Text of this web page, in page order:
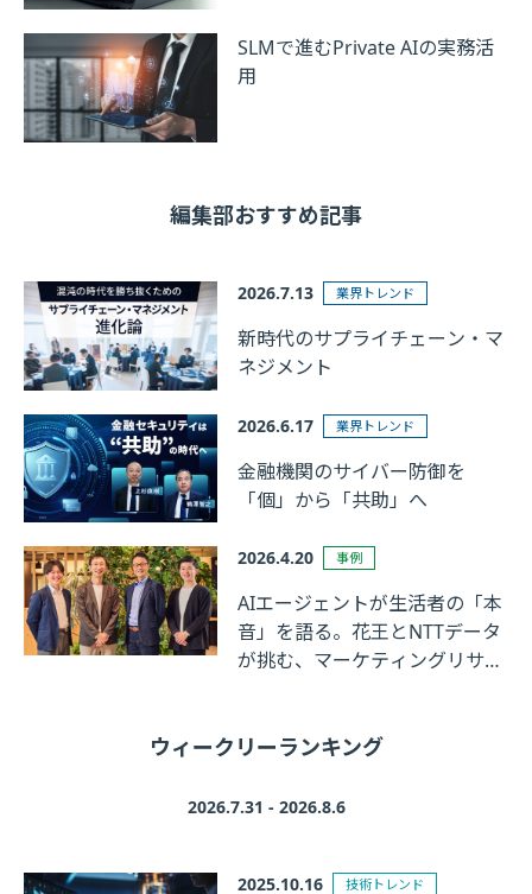
SLMで進むPrivate AIの実務活
用
編集部おすすめ記事
2026.7.13 業界トレンド
新時代のサプライチェーン・マ
ネジメント
2026.6.17 業界トレンド
金融機関のサイバー防御を
「個」から「共助」へ
2026.4.20 事例
AIエージェントが生活者の「本
音」を語る。花王とNTTデータ
が挑む、マーケティングリサー
ウィークリーランキング
2026.7.31 - 2026.8.6
2025.10.16 技術トレンド